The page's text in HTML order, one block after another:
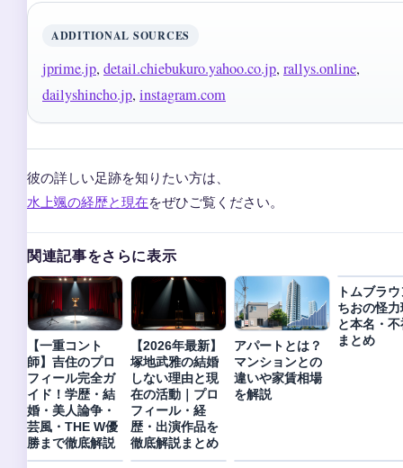
ADDITIONAL SOURCES
jprime.jp, detail.chiebukuro.yahoo.co.jp, rallys.online,
dailyshincho.jp, instagram.com
彼の詳しい足跡を知りたい方は、
水上颯の経歴と現在をぜひご覧ください。
関連記事をさらに表示
【一重コント
師】吉住のプロ
フィール完全ガ
イド！学歴・結
婚・美人論争・
芸風・THE W優
勝まで徹底解説
【2026年最新】
塚地武雅の結婚
しない理由と現
在の活動｜プロ
フィール・経
歴・出演作品を
徹底解説まとめ
アパートとは？
マンションとの
違いや家賃相場
を解説
トムブラ
ちおの怪
と本名・
まとめ